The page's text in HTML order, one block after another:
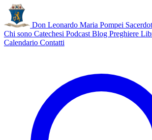
Don Leonardo Maria Pompei
Chi sono Catechesi Podcast Blog Preghiere
Calendario Contatti